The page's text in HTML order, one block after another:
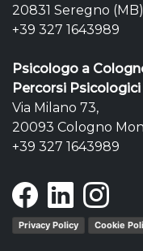
20831 Seregno (MB)
+39 327 1643989
Psicologo a
Percorsi Psicologici
Via Milano 73,
20093 Cologno
+39 327 1643989
Privacy Policy Cookie